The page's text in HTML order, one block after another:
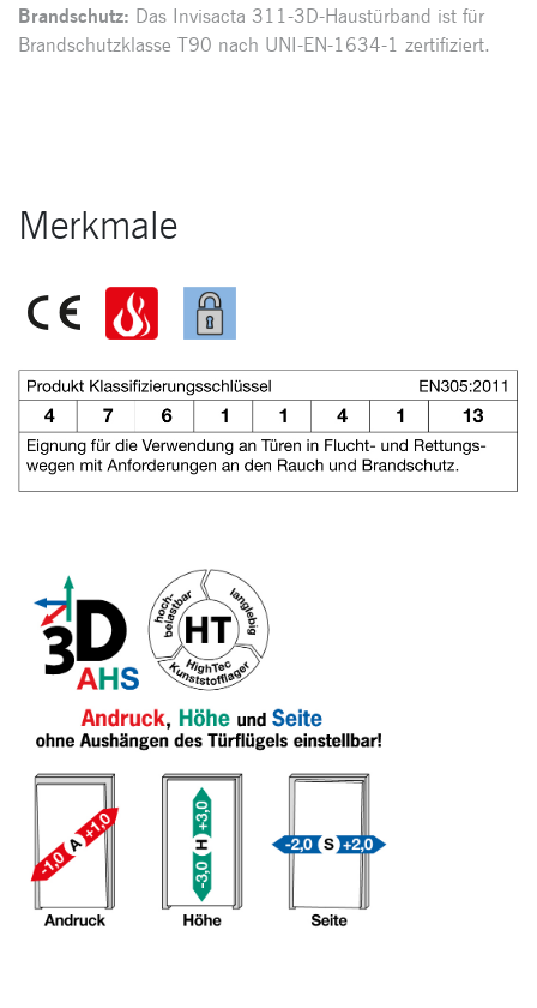
Brandschutz: Das Invisacta 311-3D-Haustürband ist für
Brandschutzklasse T90 nach UNI-EN-1634-1 zertifiziert.
Merkmale